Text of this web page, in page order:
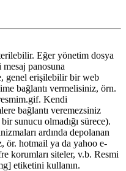
Eğer yönetim dosya
panosuna
genel erişilebilir bir web
bağlantı vermelisiniz, örn.
Kendi
bağlantı veremezsiniz
sunucu olmadığı sürece).
ardında depolanan
ör. hotmail ya da yahoo e-
korumları siteler, v.b. Resmi
etiketini kullanın.